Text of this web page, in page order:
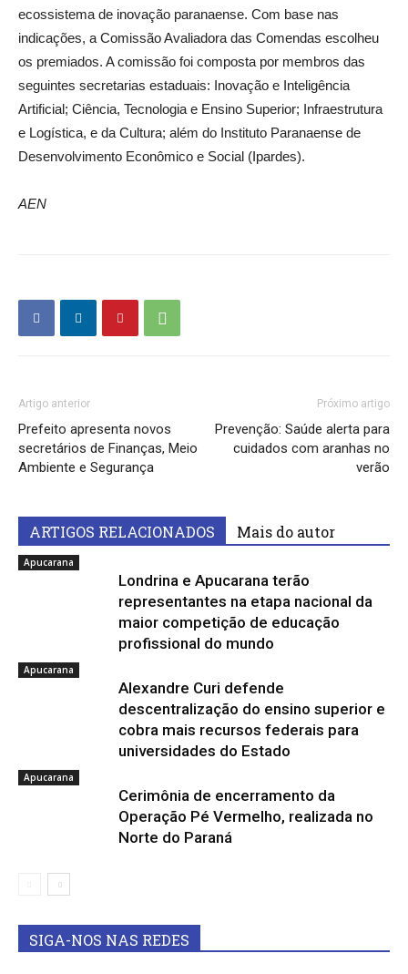
ecossistema de inovação paranaense. Com base nas
indicações, a Comissão Avaliadora das Comendas escolheu
os premiados. A comissão foi composta por membros das
seguintes secretarias estaduais: Inovação e Inteligência
Artificial; Ciência, Tecnologia e Ensino Superior; Infraestrutura
e Logística, e da Cultura; além do Instituto Paranaense de
Desenvolvimento Econômico e Social (Ipardes).
AEN
Artigo anterior
Prefeito apresenta novos
secretários de Finanças, Meio
Ambiente e Segurança
Próximo artigo
Prevenção: Saúde alerta para
cuidados com aranhas no
verão
ARTIGOS RELACIONADOS Mais do autor
Apucarana
Londrina e Apucarana terão
representantes na etapa nacional da
maior competição de educação
profissional do mundo
Apucarana
Alexandre Curi defende
descentralização do ensino superior e
cobra mais recursos federais para
universidades do Estado
Apucarana
Cerimônia de encerramento da
Operação Pé Vermelho, realizada no
Norte do Paraná
SIGA-NOS NAS REDES